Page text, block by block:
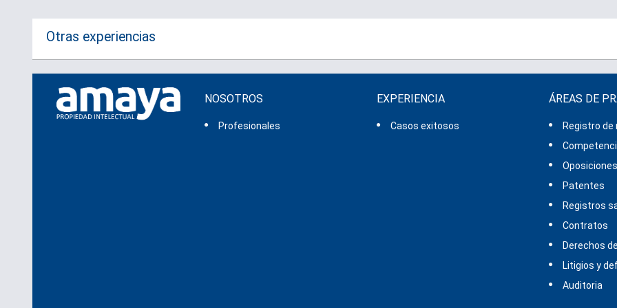
Otras experiencias
NOSOTROS
Profesionales
EXPERIENCIA
Casos exitosos
ÁREAS DE
Registro
Oposiciones
Patentes
Registros
Contratos
Derechos
Litigios y
Auditoria